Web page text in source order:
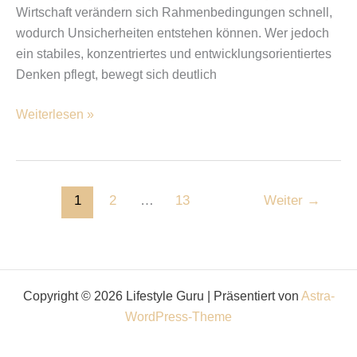
Wirtschaft verändern sich Rahmenbedingungen schnell,
wodurch Unsicherheiten entstehen können. Wer jedoch
ein stabiles, konzentriertes und entwicklungsorientiertes
Denken pflegt, bewegt sich deutlich
Weiterlesen »
1 2 … 13 Weiter →
Copyright © 2026 Lifestyle Guru | Präsentiert von Astra-
WordPress-Theme